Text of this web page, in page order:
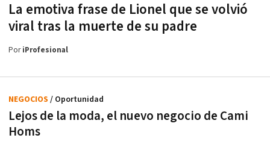
La emotiva frase de Lionel que se volvió
viral tras la muerte de su padre
PoriProfesional
Lejos de la moda, el nuevo negocio de Cami
Homs
NEGOCIOS / Oportunidad